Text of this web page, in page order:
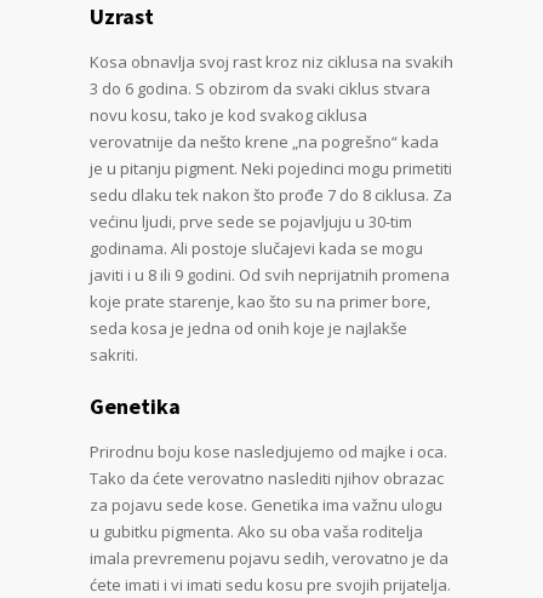
Uzrast
Kosa obnavlja svoj rast kroz niz ciklusa na svakih
3 do 6 godina. S obzirom da svaki ciklus stvara
novu kosu, tako je kod svakog ciklusa
verovatnije da nešto krene „na pogrešno“ kada
je u pitanju pigment. Neki pojedinci mogu primetiti
sedu dlaku tek nakon što prođe 7 do 8 ciklusa. Za
većinu ljudi, prve sede se pojavljuju u 30-tim
godinama. Ali postoje slučajevi kada se mogu
javiti i u 8 ili 9 godini. Od svih neprijatnih promena
koje prate starenje, kao što su na primer bore,
seda kosa je jedna od onih koje je najlakše
sakriti.
Genetika
Prirodnu boju kose nasledjujemo od majke i oca.
Tako da ćete verovatno naslediti njihov obrazac
za pojavu sede kose. Genetika ima važnu ulogu
u gubitku pigmenta. Ako su oba vaša roditelja
imala prevremenu pojavu sedih, verovatno je da
ćete imati i vi imati sedu kosu pre svojih prijatelja.